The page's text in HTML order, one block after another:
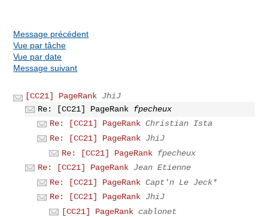
Message précédent
Vue par tâche
Vue par date
Message suivant
[CC21] PageRank JhiJ
Re: [CC21] PageRank fpecheux
Re: [CC21] PageRank Christian Ista
Re: [CC21] PageRank JhiJ
Re: [CC21] PageRank fpecheux
Re: [CC21] PageRank Jean Etienne
Re: [CC21] PageRank Capt'n Le Jeck*
Re: [CC21] PageRank JhiJ
[CC21] PageRank cablonet